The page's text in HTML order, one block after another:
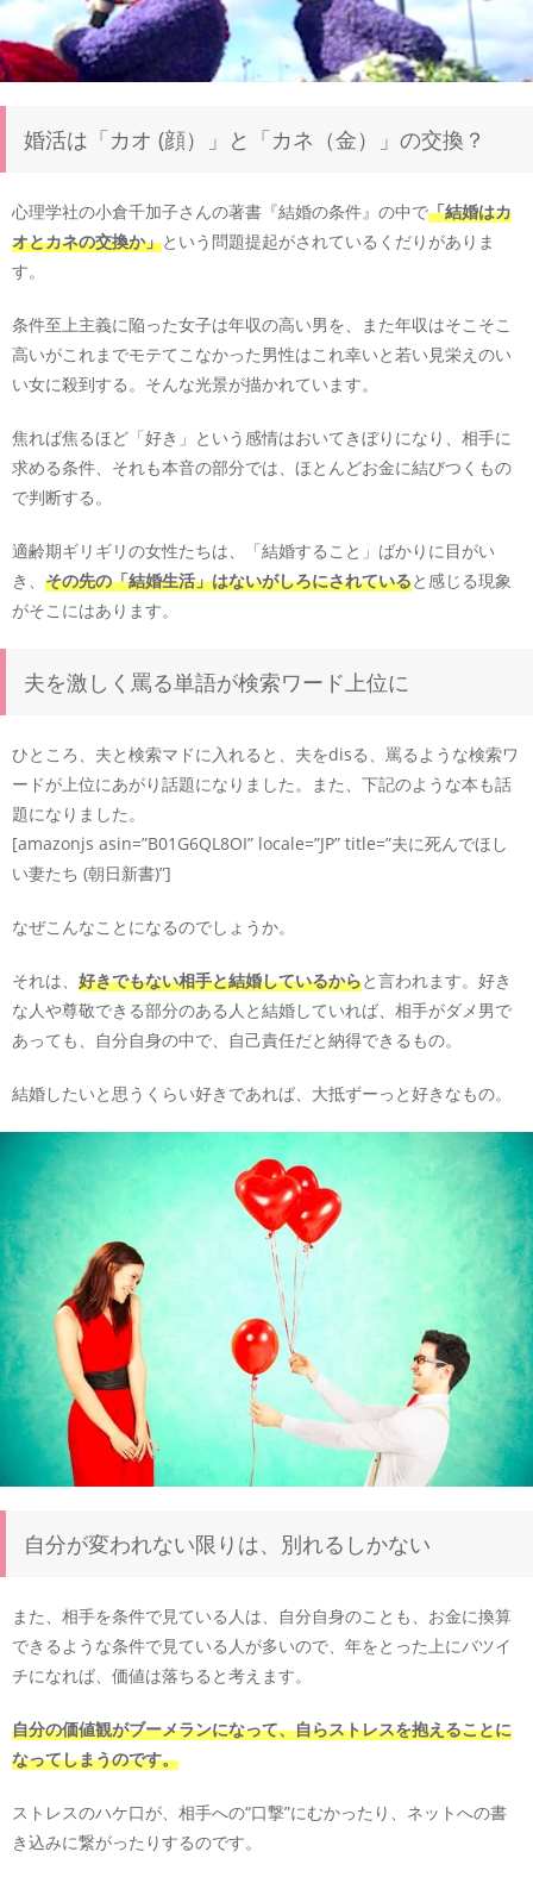
婚活は「カオ (顔）」と「カネ（金）」の交換？
心理学社の小倉千加子さんの著書『結婚の条件』の中で「結婚はカ
オとカネの交換か」という問題提起がされているくだりがありま
す。
条件至上主義に陥った女子は年収の高い男を、また年収はそこそこ
高いがこれまでモテてこなかった男性はこれ幸いと若い見栄えのい
い女に殺到する。そんな光景が描かれています。
焦れば焦るほど「好き」という感情はおいてきぼりになり、相手に
求める条件、それも本音の部分では、ほとんどお金に結びつくもの
で判断する。
適齢期ギリギリの女性たちは、「結婚すること」ばかりに目がい
き、 その先の「結婚生活」はないがしろにされていると感じる現象
がそこにはあります。
夫を激しく罵る単語が検索ワード上位に
ひところ、夫と検索マドに入れると、夫をdisる、罵るような検索ワ
ードが上位にあがり話題になりました。また、下記のような本も話
題になりました。
[amazonjs asin=”B01G6QL8OI” locale=”JP” title=”夫に死んでほし
い妻たち (朝日新書)”]
なぜこんなことになるのでしょうか。
それは、 好きでもない相手と結婚しているからと言われます。好き
な人や尊敬できる部分のある人と結婚していれば、相手がダメ男で
あっても、自分自身の中で、自己責任だと納得できるもの。
結婚したいと思うくらい好きであれば、大抵ずーっと好きなもの。
自分が変われない限りは、別れるしかない
また、相手を条件で見ている人は、自分自身のことも、お金に換算
できるような条件で見ている人が多いので、年をとった上にバツイ
チになれば、価値は落ちると考えます。
自分の価値観がブーメランになって、自らストレスを抱えることに
なってしまうのです。
ストレスのハケ口が、相手への“口撃”にむかったり、ネットへの書
き込みに繋がったりするのです。